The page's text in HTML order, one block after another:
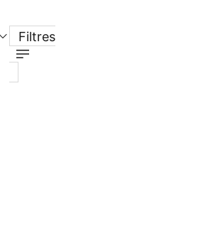
Filtres